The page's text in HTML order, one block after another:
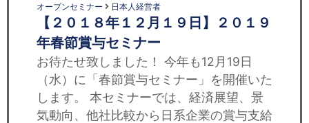
オープンセミナー 日本人経営者
【２０１８年１２月１９日】２０１９
年春節賞与セミナー
お待たせ致しました！ 今年も12月19日
（水）に「春節賞与セミナー」を開催いた
します。 本セミナーでは、経済展望、景
気動向、他社比較から日系企業の賞与支給